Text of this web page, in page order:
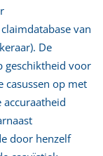
van
De
geschiktheid voor
casussen op met
accuraatheid
door henzelf